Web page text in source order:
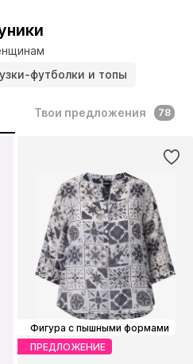
футболки и топы
Твои предложения 78
Фигура с пышными формами
ПРЕДЛОЖЕНИЕ